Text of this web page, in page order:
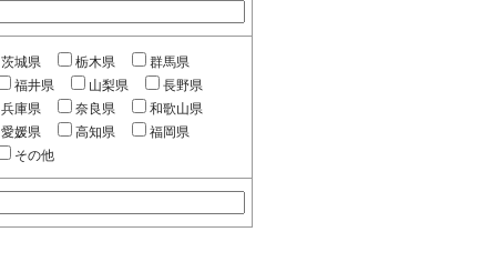
茨城県 栃木県
群馬県
福井県 山梨県
長野県
兵庫県 奈良県
和歌山県
愛媛県 高知県
福岡県
その他